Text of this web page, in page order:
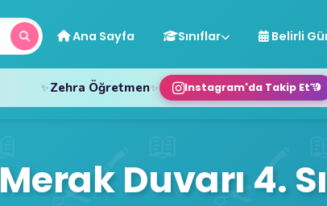
Ana Sayfa Sınıflar Belirli
✨Zehra Öğretmen✨ Instagram'da Takip Et
Merak Duvarı 4.